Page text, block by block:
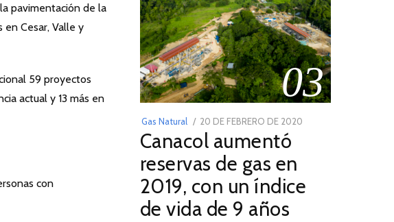
pavimentación de la
en Cesar, Valle y
59 proyectos
actual y 13 más en
con
03
Gas Natural
POSTED
ON
20 DE FEBRERO DE 2020
2025
Canacol aumentó
reservas de gas en
2019, con un índice
de vida de 9 años